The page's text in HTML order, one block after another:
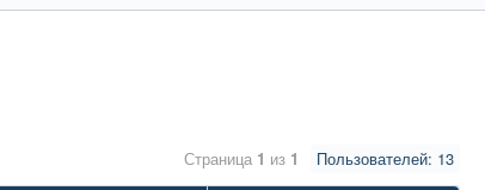
Пользователей: 13
Страница 1 из 1